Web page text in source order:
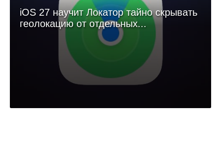
iOS 27 научит Локатор тайно скрывать
геолокацию от отдельных...